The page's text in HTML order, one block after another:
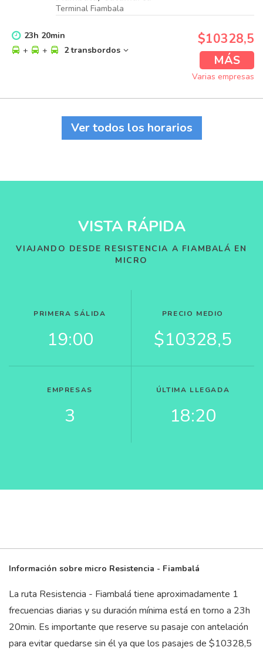
Terminal Fiambala
23h 20min
+
+ 2 transbordos
$10328,5
MÁS
Varias empresas
Ver todos los horarios
VISTA RÁPIDA
VIAJANDO DESDE RESISTENCIA A FIAMBALÁ EN
MICRO
PRIMERA SÁLIDA
19:00
PRECIO MEDIO
$10328,5
EMPRESAS
3
ÚLTIMA LLEGADA
18:20
Información sobre micro Resistencia - Fiambalá
La ruta Resistencia - Fiambalá tiene aproximadamente 1
frecuencias diarias y su duración mínima está en torno a 23h
20min. Es importante que reserve su pasaje con antelación
para evitar quedarse sin él ya que los pasajes de $10328,5